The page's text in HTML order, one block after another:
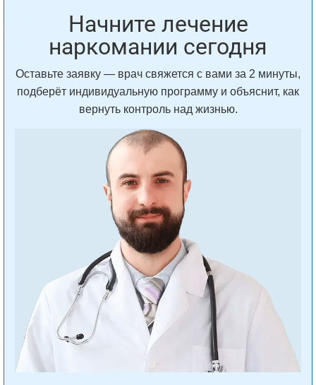
Начните лечение
наркомании сегодня
Оставьте заявку — врач свяжется с вами за 2 минуты,
подберёт индивидуальную программу и объяснит, как
вернуть контроль над жизнью.